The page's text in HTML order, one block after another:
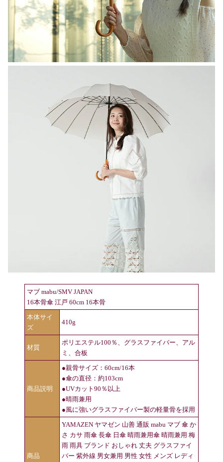
マブ mabu/SMV JAPAN
16本骨傘 江戸 60cm 16本骨
本体サイ
ズ
410g
材質
ポリエステル100％、グラスファイバー、アル
ミ、合板
商品説明
●親骨サイズ：60cm/16本
●傘の直径：約103cm
●UVカット90％以上
●晴雨兼用
●風に強いグラスファイバー製の軽量骨を採用
商品
YAMAZEN ヤマゼン 山善 通販 mabu マブ 傘 か
さ カサ 雨傘 長傘 日傘 晴雨兼用傘 晴雨兼用 梅
雨 雨具 ブランド おしゃれ 丈夫 グラスファイ
バー 紫外線 男女兼用 男性 女性 メンズ レディ